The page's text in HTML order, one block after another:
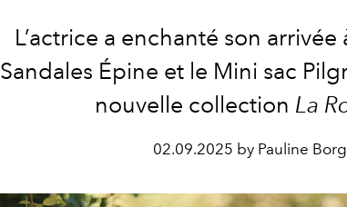
L’actrice a enchanté son arrivée
Sandales Épine et le Mini sac
nouvelle collection La
02.09.2025 by Pauline